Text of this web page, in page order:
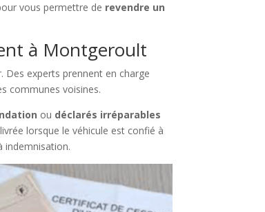
vous permettre de revendre un
à Montgeroult
Des experts prennent en charge
communes voisines.
ou déclarés irréparables
lorsque le véhicule est confié à
indemnisation.